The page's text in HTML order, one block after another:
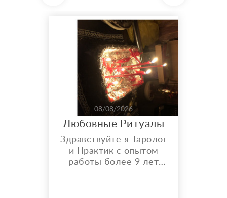
08/08/2026
Любовные Ритуалы
Здравствуйте я Таролог
и Практик с опытом
работы более 9 лет